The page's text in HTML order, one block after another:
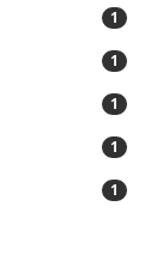
1
1
1
1
1